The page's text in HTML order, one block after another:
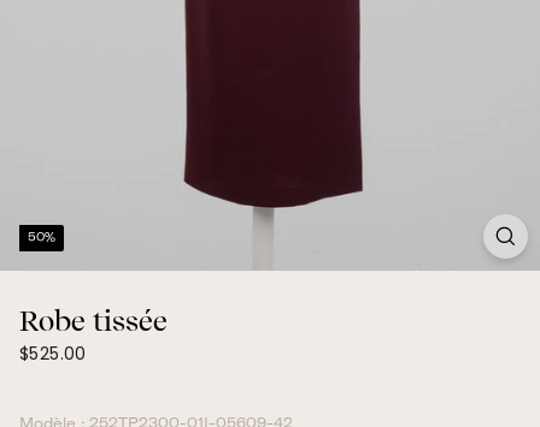
50%
Robe tissée
Prix
$525.00
Modèle : 252TP2300-01I-05609-42